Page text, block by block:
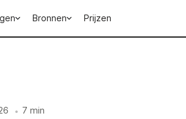
Bronnen Prijzen
• 7 min